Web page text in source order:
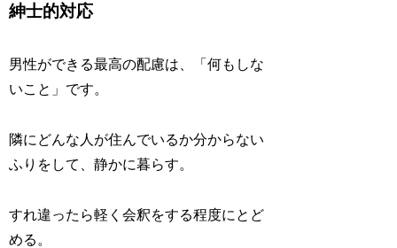
紳士的対応
男性ができる最高の配慮は、「何もしな
いこと」です。
隣にどんな人が住んでいるか分からない
ふりをして、静かに暮らす。
すれ違ったら軽く会釈をする程度にとど
める。